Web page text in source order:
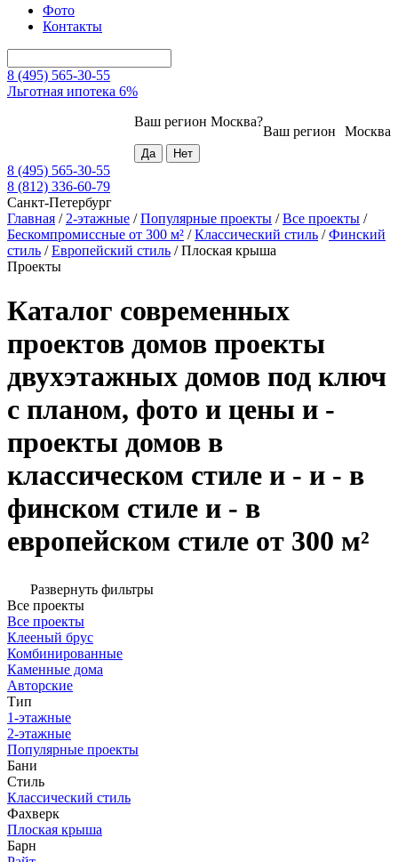
Фото
Контакты
8 (495) 565-30-55
Льготная ипотека 6%
Москва
Ваш регион
Ваш регион Москва?
8 (495) 565-30-55
8 (812) 336-60-79
Санкт-Петербург
Главная / 2-этажные /Популярные проекты /Все проекты /
Бескомпромиссные от 300 м² /Классический стиль /Финский
стиль /Европейский стиль /Плоская крыша
Проекты
Каталог современных
проектов домов проекты
двухэтажных домов под ключ
с планом, фото и цены и -
проекты домов в
классическом стиле и - и - в
финском стиле и - в
европейском стиле от 300 м²
Развернуть фильтры
Все проекты
Все проекты
Клееный брус
Комбинированные
Каменные дома
Авторские
Тип
1-этажные
2-этажные
Популярные проекты
Бани
Стиль
Классический стиль
Фахверк
Плоская крыша
Барн